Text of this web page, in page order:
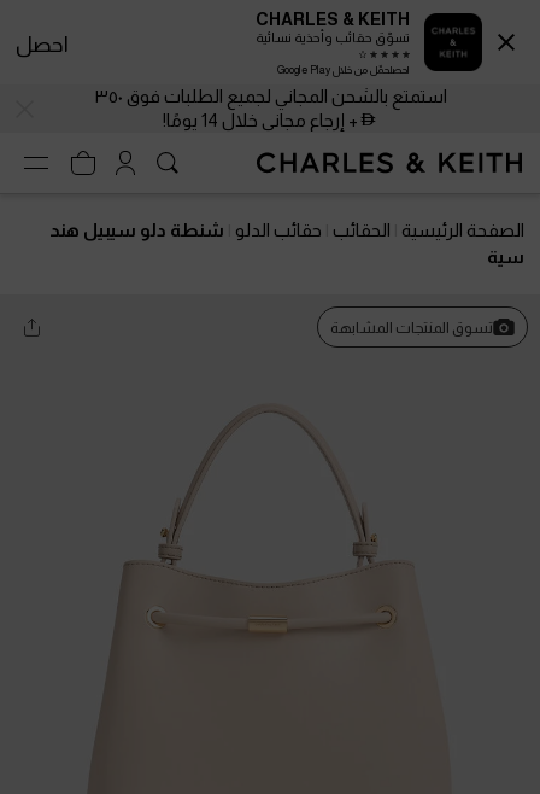
استمتع بالشحن المجاني لجميع الطلبات فوق ٣٥٠
+ إرجاع مجاني خلال 14 يومًا!
الصفحة الرئيسية الحقائب حقائب الدلو
شنطة دلو سيبيل هند
سية
تسوق المنتجات المشابهة
CHARLES & KEITH
تسوّق حقائب وأحذية نسائية
احصلحمّل من خلال Google Play
احصل